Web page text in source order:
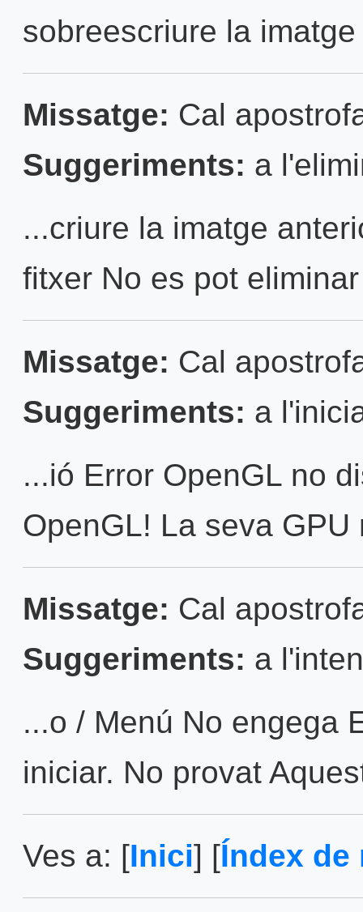
sobreescriure la
Missatge: Cal
Suggeriments: a
...criure la imatge
fitxer No es pot
Missatge: Cal
Suggeriments: a
...ió Error OpenGL no
OpenGL! La seva
Missatge: Cal
Suggeriments: a
...o / Menú No engega
iniciar. No provat
Ves a: [Inici] [Índex de